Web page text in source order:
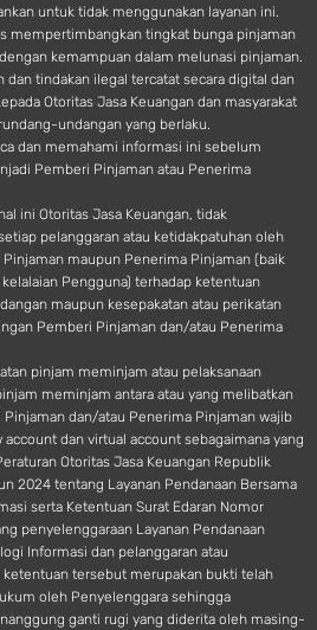
untuk tidak menggunakan layanan ini.
mempertimbangkan tingkat bunga pinjaman
kemampuan dalam melunasi pinjaman.
dan tindakan ilegal tercatat secara digital dan
Otoritas Jasa Keuangan dan masyarakat
undangan yang berlaku.
dan memahami informasi ini sebelum
Pemberi Pinjaman atau Penerima
ini Otoritas Jasa Keuangan, tidak
pelanggaran atau ketidakpatuhan oleh
maupun Penerima Pinjaman (baik
Pengguna) terhadap ketentuan
maupun kesepakatan atau perikatan
Pemberi Pinjaman dan/atau Penerima
pinjam meminjam atau pelaksanaan
meminjam antara atau yang melibatkan
dan/atau Penerima Pinjaman wajib
dan virtual account sebagaimana yang
Otoritas Jasa Keuangan Republik
2024 tentang Layanan Pendanaan Bersama
serta Ketentuan Surat Edaran Nomor
penyelenggaraan Layanan Pendanaan
Informasi dan pelanggaran atau
ketentuan tersebut merupakan bukti telah
oleh Penyelenggara sehingga
ganti rugi yang diderita oleh masing-